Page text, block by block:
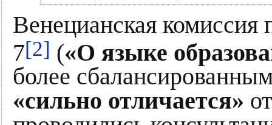
Венецианская комиссия
7[2] («О языке
более
«сильно отличается»